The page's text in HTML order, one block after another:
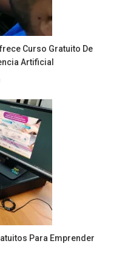
Curso Gratuito De
Artificial
Para Emprender